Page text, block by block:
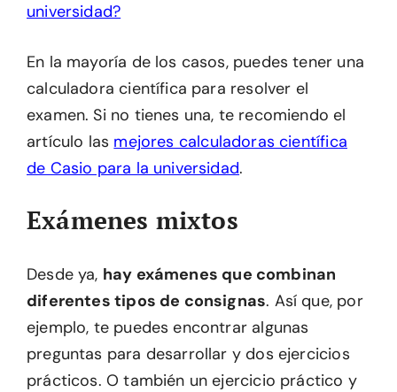
universidad?
En la mayoría de los casos, puedes tener una
calculadora científica para resolver el
examen. Si no tienes una, te recomiendo el
artículo las mejores calculadoras científica
de Casio para la universidad.
Exámenes mixtos
Desde ya, hay exámenes que combinan
diferentes tipos de consignas. Así que, por
ejemplo, te puedes encontrar algunas
preguntas para desarrollar y dos ejercicios
prácticos. O también un ejercicio práctico y